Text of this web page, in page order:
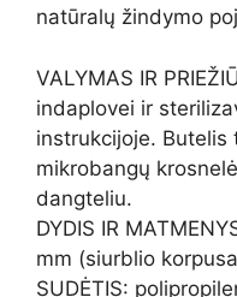
natūralų žindymo
VALYMAS IR
indaplovei ir
instrukcijoje. Butelis
mikrobangų
dangteliu.
DYDIS IR
mm (siurblio
SUDĖTIS: